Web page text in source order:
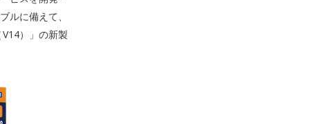
に備えて、
）」の新製